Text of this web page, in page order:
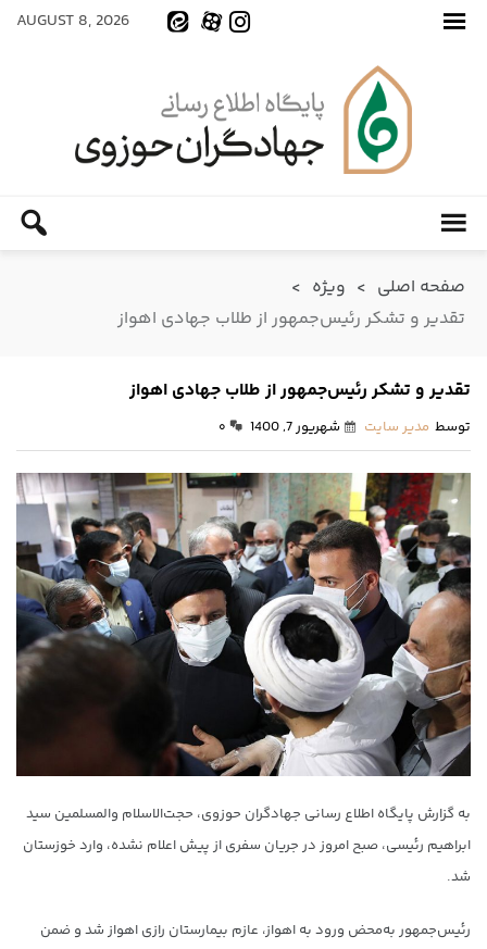
AUGUST 8, 2026
صفحه اصلی > ویژه >
تقدیر و تشکر رئیس‌جمهور از طلاب جهادی اهواز
تقدیر و تشکر رئیس‌جمهور از طلاب جهادی اهواز
توسط مدیر سایت شهریور 7, 1400 ۰
به گزارش پایگاه اطلاع رسانی جهادگران حوزوی، حجت‌الاسلام والمسلمین سید
ابراهیم رئیسی، صبح امروز در جریان سفری از پیش اعلام نشده، وارد خوزستان
شد.
رئیس‌جمهور به‌محض ورود به اهواز، عازم بیمارستان رازی اهواز شد و ضمن